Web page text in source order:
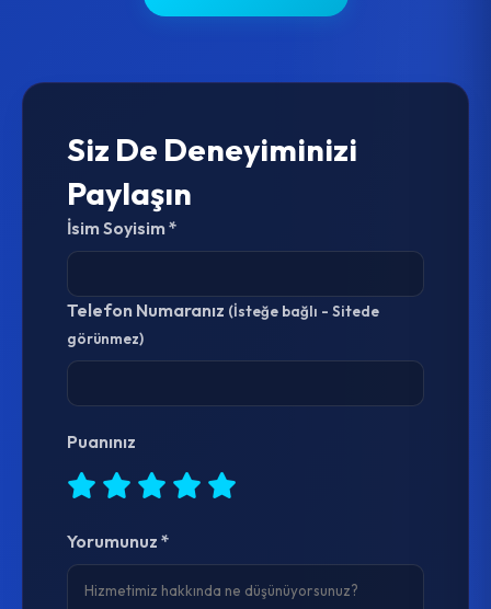
Siz De Deneyiminizi
Paylaşın
İsim Soyisim *
Telefon Numaranız (İsteğe bağlı - Sitede
görünmez)
Puanınız
Yorumunuz *